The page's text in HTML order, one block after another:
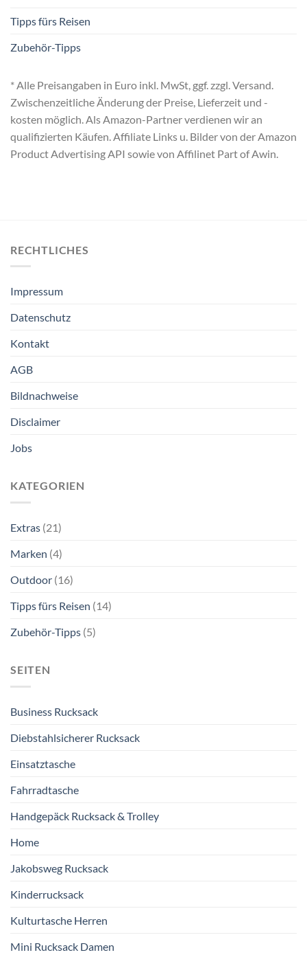
Tipps fürs Reisen
Zubehör-Tipps
* Alle Preisangaben in Euro inkl. MwSt, ggf. zzgl. Versand.
Zwischenzeitliche Änderung der Preise, Lieferzeit und -
kosten möglich. Als Amazon-Partner verdienen wir an
qualifizierten Käufen. Affiliate Links u. Bilder von der Amazon
Product Advertising API sowie von Affilinet Part of Awin.
RECHTLICHES
Impressum
Datenschutz
Kontakt
AGB
Bildnachweise
Disclaimer
Jobs
KATEGORIEN
Extras (21)
Marken (4)
Outdoor (16)
Tipps fürs Reisen (14)
Zubehör-Tipps (5)
SEITEN
Business Rucksack
Diebstahlsicherer Rucksack
Einsatztasche
Fahrradtasche
Handgepäck Rucksack & Trolley
Home
Jakobsweg Rucksack
Kinderrucksack
Kulturtasche Herren
Mini Rucksack Damen